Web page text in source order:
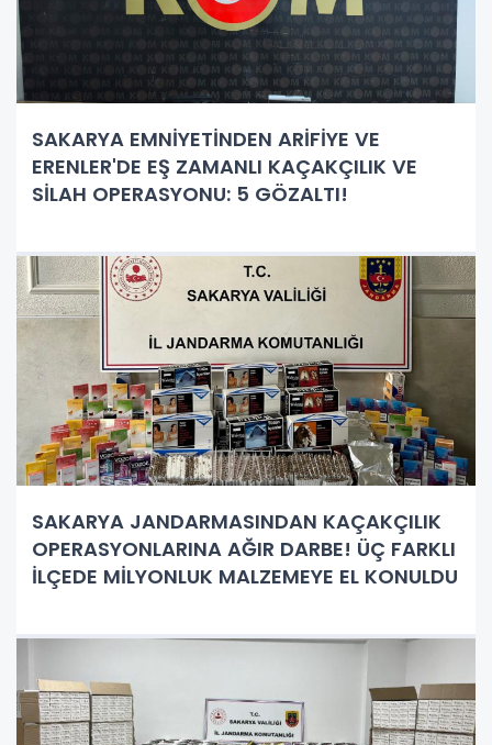
SAKARYA EMNİYETİNDEN ARİFİYE VE
ERENLER'DE EŞ ZAMANLI KAÇAKÇILIK VE
SİLAH OPERASYONU: 5 GÖZALTI!
SAKARYA JANDARMASINDAN KAÇAKÇILIK
OPERASYONLARINA AĞIR DARBE! ÜÇ FARKLI
İLÇEDE MİLYONLUK MALZEMEYE EL KONULDU